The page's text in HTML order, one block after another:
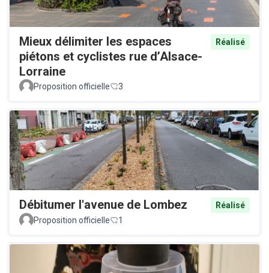
Mieux délimiter les espaces
piétons et cyclistes rue d’Alsace-
Lorraine
Réalisé
Proposition officielle 3
Débitumer l'avenue de Lombez
Réalisé
Proposition officielle
1